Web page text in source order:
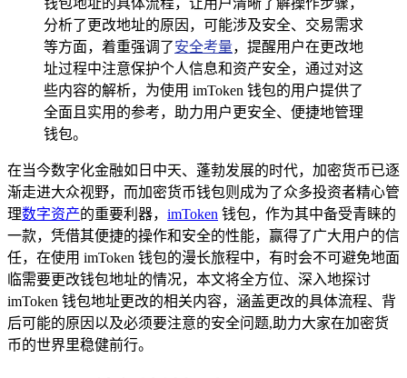
钱包地址的具体流程，让用户清晰了解操作步骤，
分析了更改地址的原因，可能涉及安全、交易需求
等方面，着重强调了安全考量，提醒用户在更改地
址过程中注意保护个人信息和资产安全，通过对这
些内容的解析，为使用 imToken 钱包的用户提供了
全面且实用的参考，助力用户更安全、便捷地管理
钱包。
在当今数字化金融如日中天、蓬勃发展的时代，加密货币已逐
渐走进大众视野，而加密货币钱包则成为了众多投资者精心管
理数字资产的重要利器， imToken 钱包，作为其中备受青睐的
一款，凭借其便捷的操作和安全的性能，赢得了广大用户的信
任，在使用 imToken 钱包的漫长旅程中，有时会不可避免地面
临需要更改钱包地址的情况，本文将全方位、深入地探讨
imToken 钱包地址更改的相关内容，涵盖更改的具体流程、背
后可能的原因以及必须要注意的安全问题,助力大家在加密货
币的世界里稳健前行。